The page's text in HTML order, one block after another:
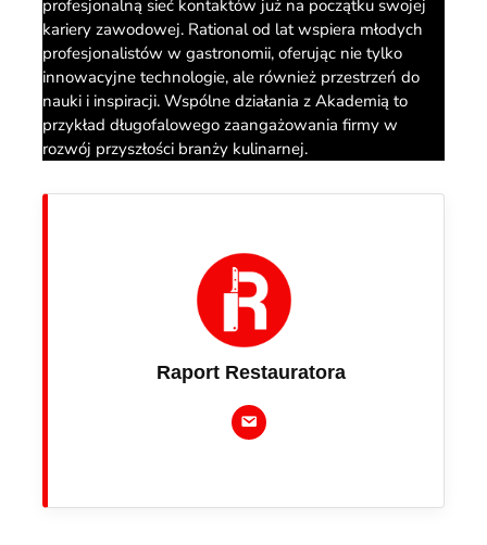
profesjonalną sieć kontaktów już na początku swojej
kariery zawodowej. Rational od lat wspiera młodych
profesjonalistów w gastronomii, oferując nie tylko
innowacyjne technologie, ale również przestrzeń do
nauki i inspiracji. Wspólne działania z Akademią to
przykład długofalowego zaangażowania firmy w
rozwój przyszłości branży kulinarnej.
Raport Restauratora